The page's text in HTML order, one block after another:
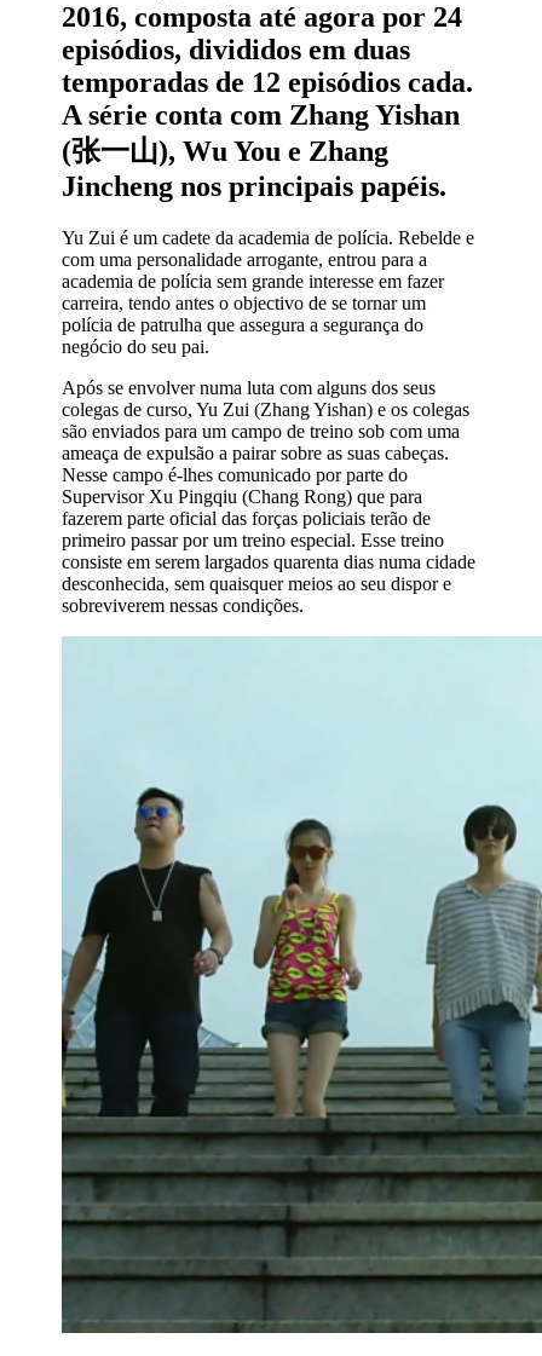
2016, composta até agora por 24
episódios, divididos em duas
temporadas de 12 episódios cada.
A série conta com Zhang Yishan
(张一山), Wu You e Zhang
Jincheng nos principais papéis.
Yu Zui é um cadete da academia de polícia. Rebelde e
com uma personalidade arrogante, entrou para a
academia de polícia sem grande interesse em fazer
carreira, tendo antes o objectivo de se tornar um
polícia de patrulha que assegura a segurança do
negócio do seu pai.
Após se envolver numa luta com alguns dos seus
colegas de curso, Yu Zui (Zhang Yishan) e os colegas
são enviados para um campo de treino sob com uma
ameaça de expulsão a pairar sobre as suas cabeças.
Nesse campo é-lhes comunicado por parte do
Supervisor Xu Pingqiu (Chang Rong) que para
fazerem parte oficial das forças policiais terão de
primeiro passar por um treino especial. Esse treino
consiste em serem largados quarenta dias numa cidade
desconhecida, sem quaisquer meios ao seu dispor e
sobreviverem nessas condições.